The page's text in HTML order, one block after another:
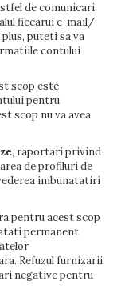
de comunicari
fiecarui e-mail/
puteti sa va
contului
scop este
pentru
scop nu va avea
, raportari privind
de profiluri de
imbunatatiri
pentru acest scop
permanent
Refuzul furnizarii
negative pentru